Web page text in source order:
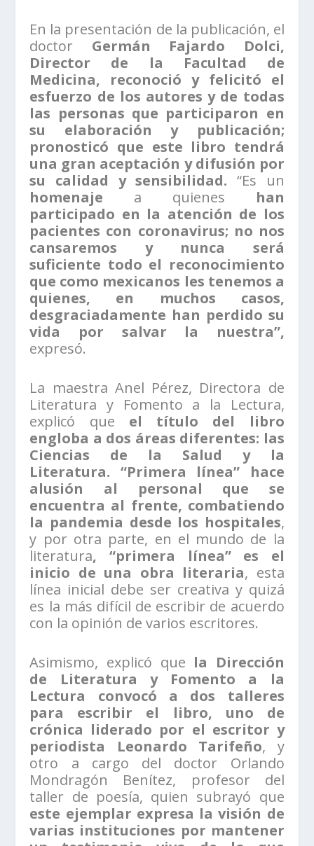
En la presentación de la publicación, el
doctor Germán Fajardo Dolci,
Director de la Facultad de
Medicina, reconoció y felicitó el
esfuerzo de los autores y de todas
las personas que participaron en
su elaboración y publicación;
pronosticó que este libro tendrá
una gran aceptación y difusión por
su calidad y sensibilidad. “Es un
homenaje a quienes han
participado en la atención de los
pacientes con coronavirus; no nos
cansaremos y nunca será
suficiente todo el reconocimiento
que como mexicanos les tenemos a
quienes, en muchos casos,
desgraciadamente han perdido su
vida por salvar la nuestra”,
expresó.
La maestra Anel Pérez, Directora de
Literatura y Fomento a la Lectura,
explicó que el título del libro
engloba a dos áreas diferentes: las
Ciencias de la Salud y la
Literatura. “Primera línea” hace
alusión al personal que se
encuentra al frente, combatiendo
la pandemia desde los hospitales,
y por otra parte, en el mundo de la
literatura, “primera línea” es el
inicio de una obra literaria, esta
línea inicial debe ser creativa y quizá
es la más difícil de escribir de acuerdo
con la opinión de varios escritores.
Asimismo, explicó que la Dirección
de Literatura y Fomento a la
Lectura convocó a dos talleres
para escribir el libro, uno de
crónica liderado por el escritor y
periodista Leonardo Tarifeño, y
otro a cargo del doctor Orlando
Mondragón Benítez, profesor del
taller de poesía, quien subrayó que
este ejemplar expresa la visión de
varias instituciones por mantener